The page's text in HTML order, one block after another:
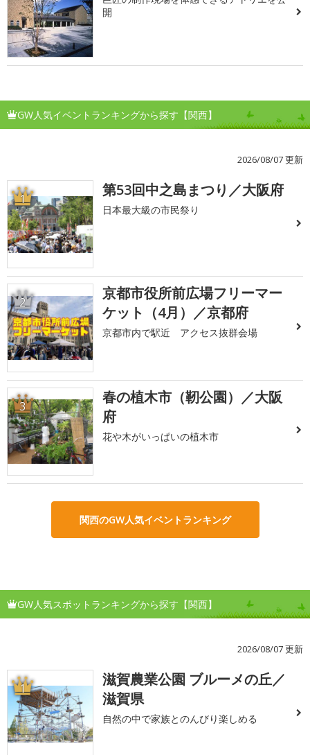
開
GW人気イベントランキングから探す【関西】
2026/08/07 更新
1 第53回中之島まつり／大阪府
日本最大級の市民祭り
2
京都市役所前広場フリーマー
ケット（4月）／京都府
京都市内で駅近 アクセス抜群会場
3
春の植木市（靭公園）／大阪
府
花や木がいっぱいの植木市
関西のGW人気イベントランキング
GW人気スポットランキングから探す【関西】
2026/08/07 更新
1
滋賀農業公園 ブルーメの丘／
滋賀県
自然の中で家族とのんびり楽しめる